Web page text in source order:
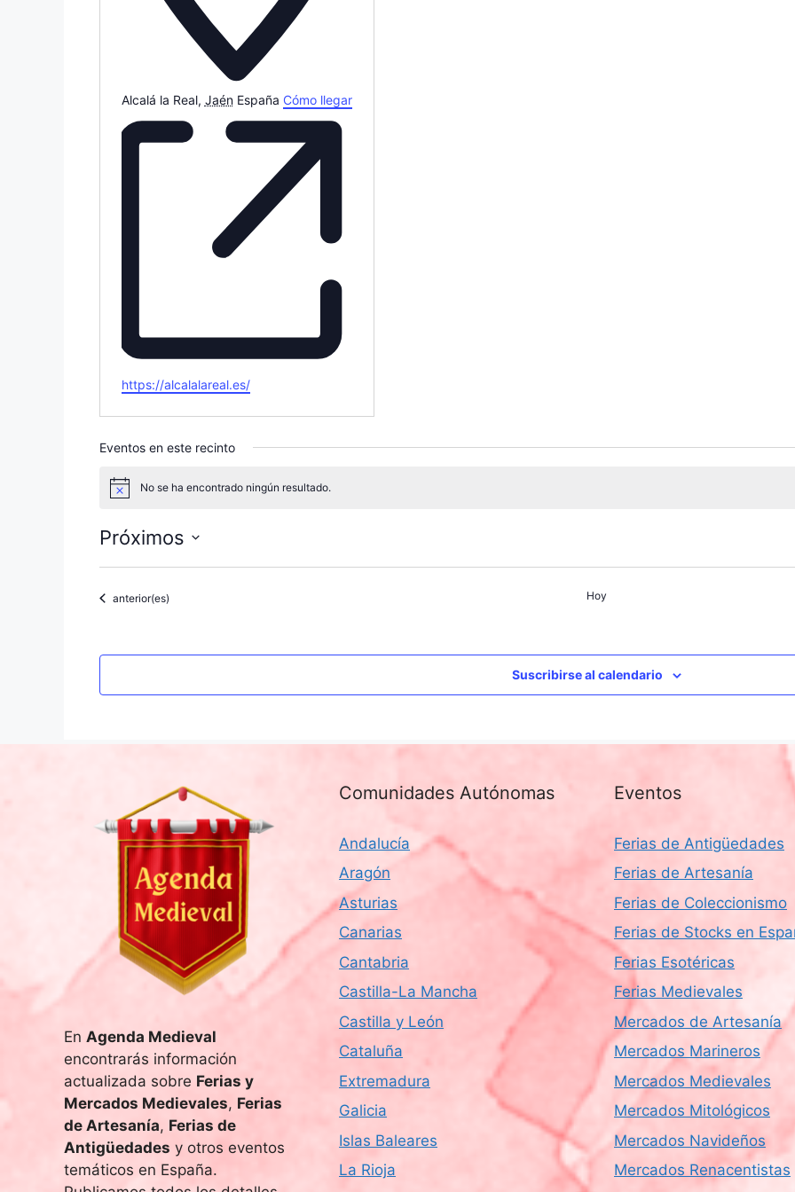
Alcalá la Real, Jaén España Cómo llegar
W
s
t
e
https://alcalalareal.es/
Eventos en este recinto
s
No se ha encontrado ningún resultado.
Próximos
l
c
i
f
Eventos
anterior(es) Hoy
Suscribirse al calendario
En Agenda Medieval
encontrarás información
actualizada sobre Ferias y
Mercados Medievales, Ferias
de Artesanía, Ferias de
Antigüedades y otros eventos
temáticos en España.
Comunidades Autónomas
Andalucía
Aragón
Asturias
Canarias
Cantabria
Castilla-La Mancha
Castilla y León
Cataluña
Extremadura
Galicia
Islas Baleares
La Rioja
Eventos
Ferias de Antigüedades
Ferias de Artesanía
Ferias de Coleccionismo
Ferias de Stocks en
Ferias Esotéricas
Ferias Medievales
Mercados de Artesanía
Mercados Marineros
Mercados Medievales
Mercados Mitológicos
Mercados Navideños
Mercados Renacentistas